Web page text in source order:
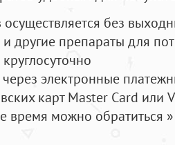
без
и другие препараты для
электронные
карт Master Card или
время можно обратиться